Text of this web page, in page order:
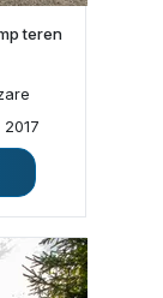
teren
2017